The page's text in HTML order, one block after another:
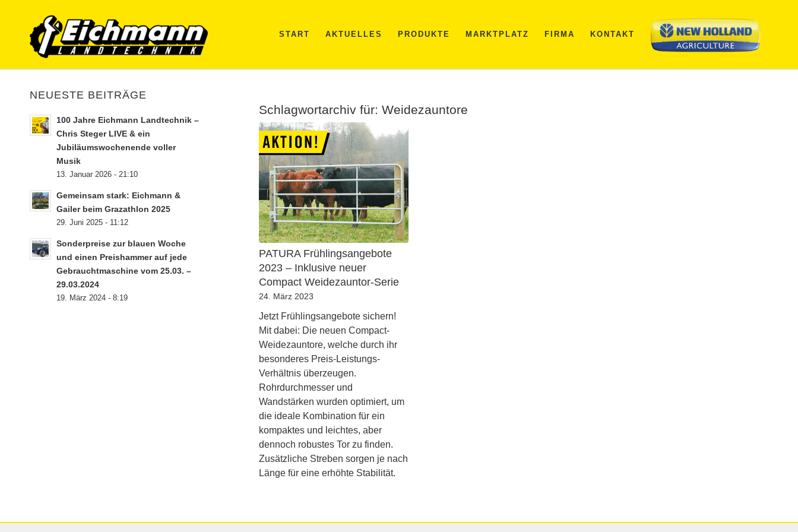
START AKTUELLES PRODUKTE MARKTPLATZ FIRMA KONTAKT
Schlagwortarchiv für: Weidezauntore
PATURA Frühlingsangebote
2023 – Inklusive neuer
Compact Weidezauntor-Serie
24. März 2023
Jetzt Frühlingsangebote sichern!
Mit dabei: Die neuen Compact-
Weidezauntore, welche durch ihr
besonderes Preis-Leistungs-
Verhältnis überzeugen.
Rohrdurchmesser und
Wandstärken wurden optimiert, um
die ideale Kombination für ein
kompaktes und leichtes, aber
dennoch robustes Tor zu finden.
Zusätzliche Streben sorgen je nach
Länge für eine erhöhte Stabilität.
NEUESTE BEITRÄGE
100 Jahre Eichmann Landtechnik –
Chris Steger LIVE & ein
Jubiläumswochenende voller
Musik
13. Januar 2026 - 21:10
Gemeinsam stark: Eichmann &
Gailer beim Grazathlon 2025
29. Juni 2025 - 11:12
Sonderpreise zur blauen Woche
und einen Preishammer auf jede
Gebrauchtmaschine vom 25.03. –
29.03.2024
19. März 2024 - 8:19